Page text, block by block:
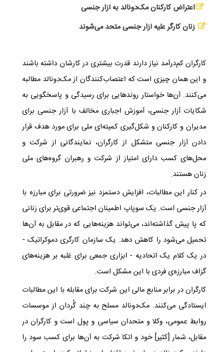
اعتراض کارکنان مک‌دونالد به آزار جنسی
زنان کارگر علیه آزار جنسی متحد می‌شوند
کارگران کم‌درآمد نیاز دارند قدرت بیشتری در کارشان داشته باشند
و این همان چیزی است که اعتصاب‌کنندگان از مک‌دونالد مطالبه
می‌کنند. ​آن‌ها خواستار روندهایی برای رسیدگی و پاسخگویی به
شکایات آزار جنسی، آموزش اجباری مخالف با آزار جنسی برای
مدیران و کارکنان و شکل‌گیری کمیته‌ای ملی برای مورد هدف قرار
دادن آزار جنسی متشکل از کارگران، نمایندگانی از شرکت و
محل‌های کسب دارای امتیاز از شرکت و رهبران گروه‌های ملی
زنان هستند.
در کنار این مطالبات، افزایش دستمزد نیز ضرورتی برای مبارزه با
آزار جنسی است. یک سوپاپ اطمینان اجتماعی قوی‌تر برای زنانی
که پا پیش گذاشته‌اند، می‌تواند هزینه‌هایی که در مقابل به آن‌ها
تحمیل می‌شود را کاهش دهد. یک سازمان کارگری دموکراتیک -
در یک کلام یک اتحادیه - ابزاری جمعی برای غلبه بر هزینه‌های
گزاف مبارزه‌ی فردی با این مشکل است. ​
کارگران در برابر منابع مالی این شرکت برای مقابله با این مطالبات
ایستادگی می‌کنند. مک‌دونالد مسلح به چند گُردان از موسسات
روابط عمومی، وکلا و متحدان سیاسی و پول است و کارگران در
مقابل، شمار ]کثیر[خود و اتکا شرکت به آن‌ها برای کسب سود را